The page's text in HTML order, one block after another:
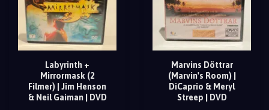
Labyrinth +
Mirrormask (2
Filmer) | Jim Henson
& Neil Gaiman | DVD
Marvins Döttrar
(Marvin's Room) |
DiCaprio & Meryl
Streep | DVD